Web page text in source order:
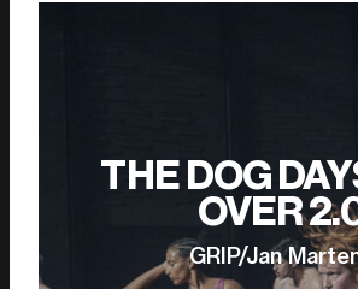
THE DOG
OVER
GRIP/Jan